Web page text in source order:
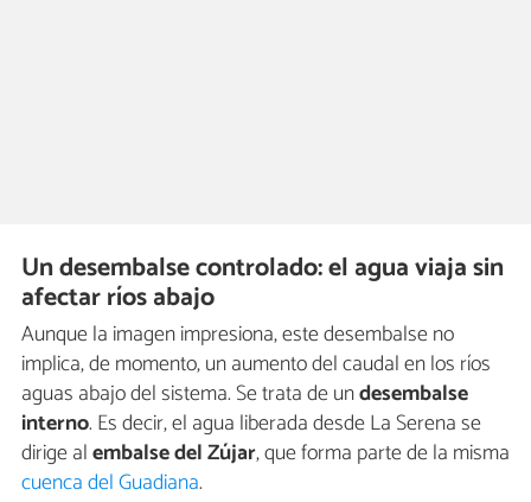
Un desembalse controlado: el agua viaja sin
afectar ríos abajo
Aunque la imagen impresiona, este desembalse no
implica, de momento, un aumento del caudal en los ríos
aguas abajo del sistema. Se trata de undesembalse
interno. Es decir, el agua liberada desde La Serena se
dirige alembalse del Zújar, que forma parte de la misma
cuenca del Guadiana.